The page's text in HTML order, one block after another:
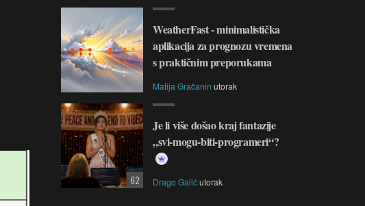
WeatherFast - minimalistička
aplikacija za prognozu vremena
s praktičnim preporukama
Matija Gračanin utorak
Je li više došao kraj fantazije
„svi-mogu-biti-programeri“?
Drago Galićutorak
62